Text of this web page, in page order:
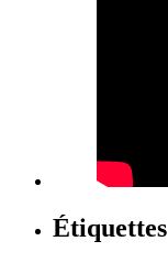
Étiquettes